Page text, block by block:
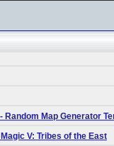
Random Map Generator
V: Tribes of the East